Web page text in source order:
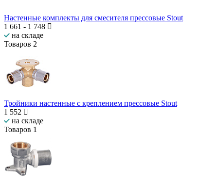
Настенные комплекты для смесителя прессовые Stout
1 661 - 1 748
на складе
Товаров 2
Тройники настенные с креплением прессовые Stout
1 552
на складе
Товаров 1